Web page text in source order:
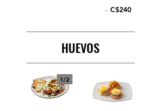
- C$240
HUEVOS
1/2